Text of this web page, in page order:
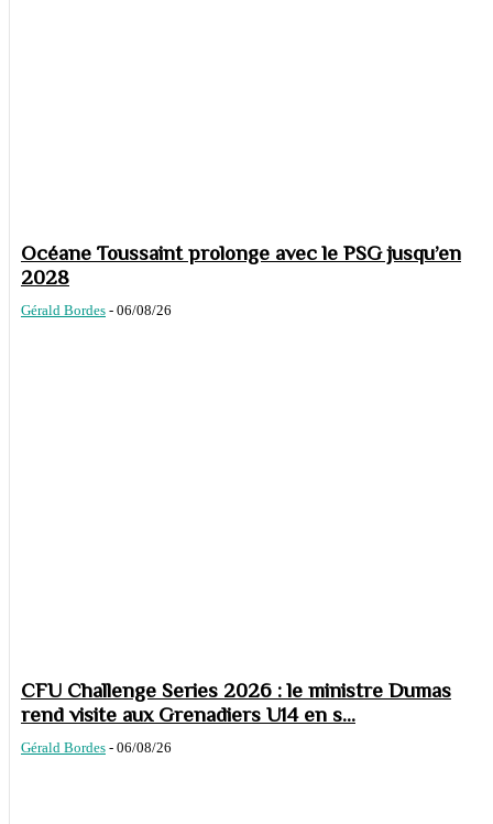
Océane Toussaint prolonge avec le PSG jusqu’en
2028
Gérald Bordes - 06/08/26
CFU Challenge Series 2026 : le ministre Dumas
rend visite aux Grenadiers U14 en s...
Gérald Bordes - 06/08/26